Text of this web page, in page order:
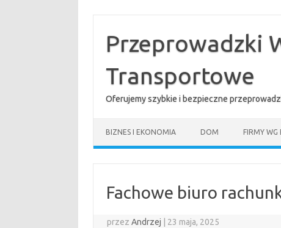
treściPrzeprowadzki
Transportowe
Oferujemy szybkie i bezpieczne
BIZNES I EKONOMIA DOM FIRMY WG
Fachowe biuro
przezAndrzej 23 maja, 2025